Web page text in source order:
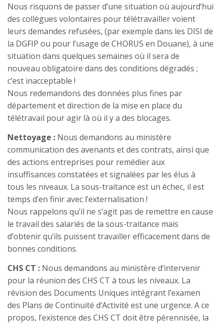
Nous risquons de passer d’une situation où aujourd’hui
des collègues volontaires pour télétravailler voient
leurs demandes refusées, (par exemple dans les DISI de
la DGFIP ou pour l’usage de CHORUS en Douane), à une
situation dans quelques semaines où il sera de
nouveau obligatoire dans des conditions dégradés ;
c’est inacceptable !
Nous redemandons des données plus fines par
département et direction de la mise en place du
télétravail pour agir là où il y a des blocages.
Nettoyage : Nous demandons au ministère
communication des avenants et des contrats, ainsi que
des actions entreprises pour remédier aux
insuffisances constatées et signalées par les élus à
tous les niveaux. La sous-traitance est un échec, il est
temps d’en finir avec l’externalisation !
Nous rappelons qu’il ne s’agit pas de remettre en cause
le travail des salariés de la sous-traitance mais
d’obtenir qu’ils puissent travailler efficacement dans de
bonnes conditions.
CHS CT : Nous demandons au ministère d’intervenir
pour la réunion des CHS CT à tous les niveaux. La
révision des Documents Uniques intégrant l’examen
des Plans de Continuité d’Activité est une urgence. A ce
propos, l’existence des CHS CT doit être pérennisée, la